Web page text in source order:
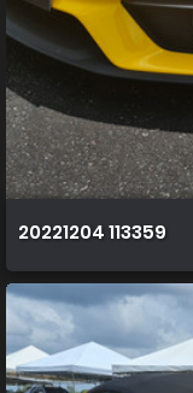
20221204 113359